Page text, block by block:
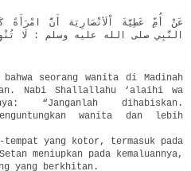
عَنْ أُمِّ عَطِيَّةَ اْلَأنْصَارِيَة أَنَّ امْرَأَةً
النَّبِي صلى الله عليه وسلم : لَا
seorang wanita di Madinah
Nabi Shallallahu ‘alaihi wa
“Janganlah dihabiskan.
wanita dan lebih
yang kotor, termasuk pada
meniupkan pada kemaluannya,
yang berkhitan.